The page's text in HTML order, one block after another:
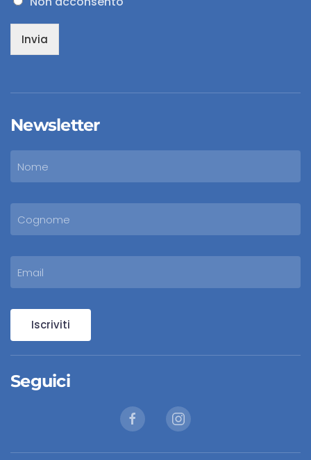
Invia
Newsletter
Iscriviti
Seguici